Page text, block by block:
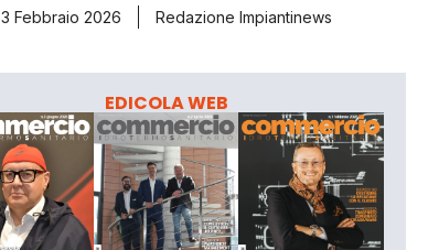
3 Febbraio 2026
Redazione Impiantinews
EDICOLA WEB